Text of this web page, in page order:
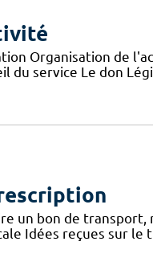
Organisation de
du service Le don
un bon de transport,
Idées reçues sur le